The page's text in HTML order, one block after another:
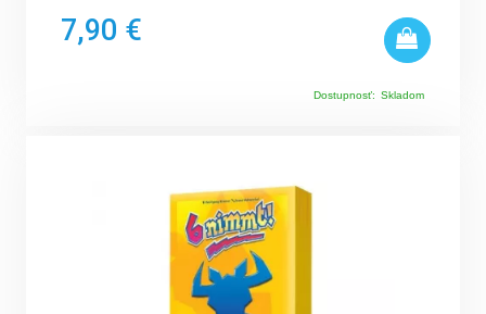
7,90 €
Dostupnosť: Skladom